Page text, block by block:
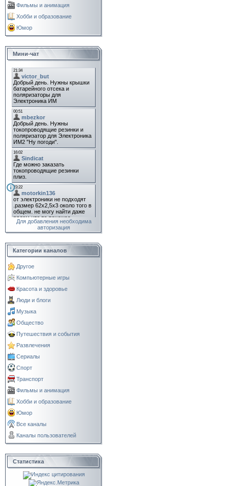
Фильмы и анимация
Хобби и образование
Юмор
Мини-чат
Для добавления необходима
авторизация
Категории каналов
Другое
Компьютерные игры
Красота и здоровье
Люди и блоги
Музыка
Общество
Путешествия и события
Развлечения
Сериалы
Спорт
Транспорт
Фильмы и анимация
Хобби и образование
Юмор
Все каналы
Каналы пользователей
Статистика